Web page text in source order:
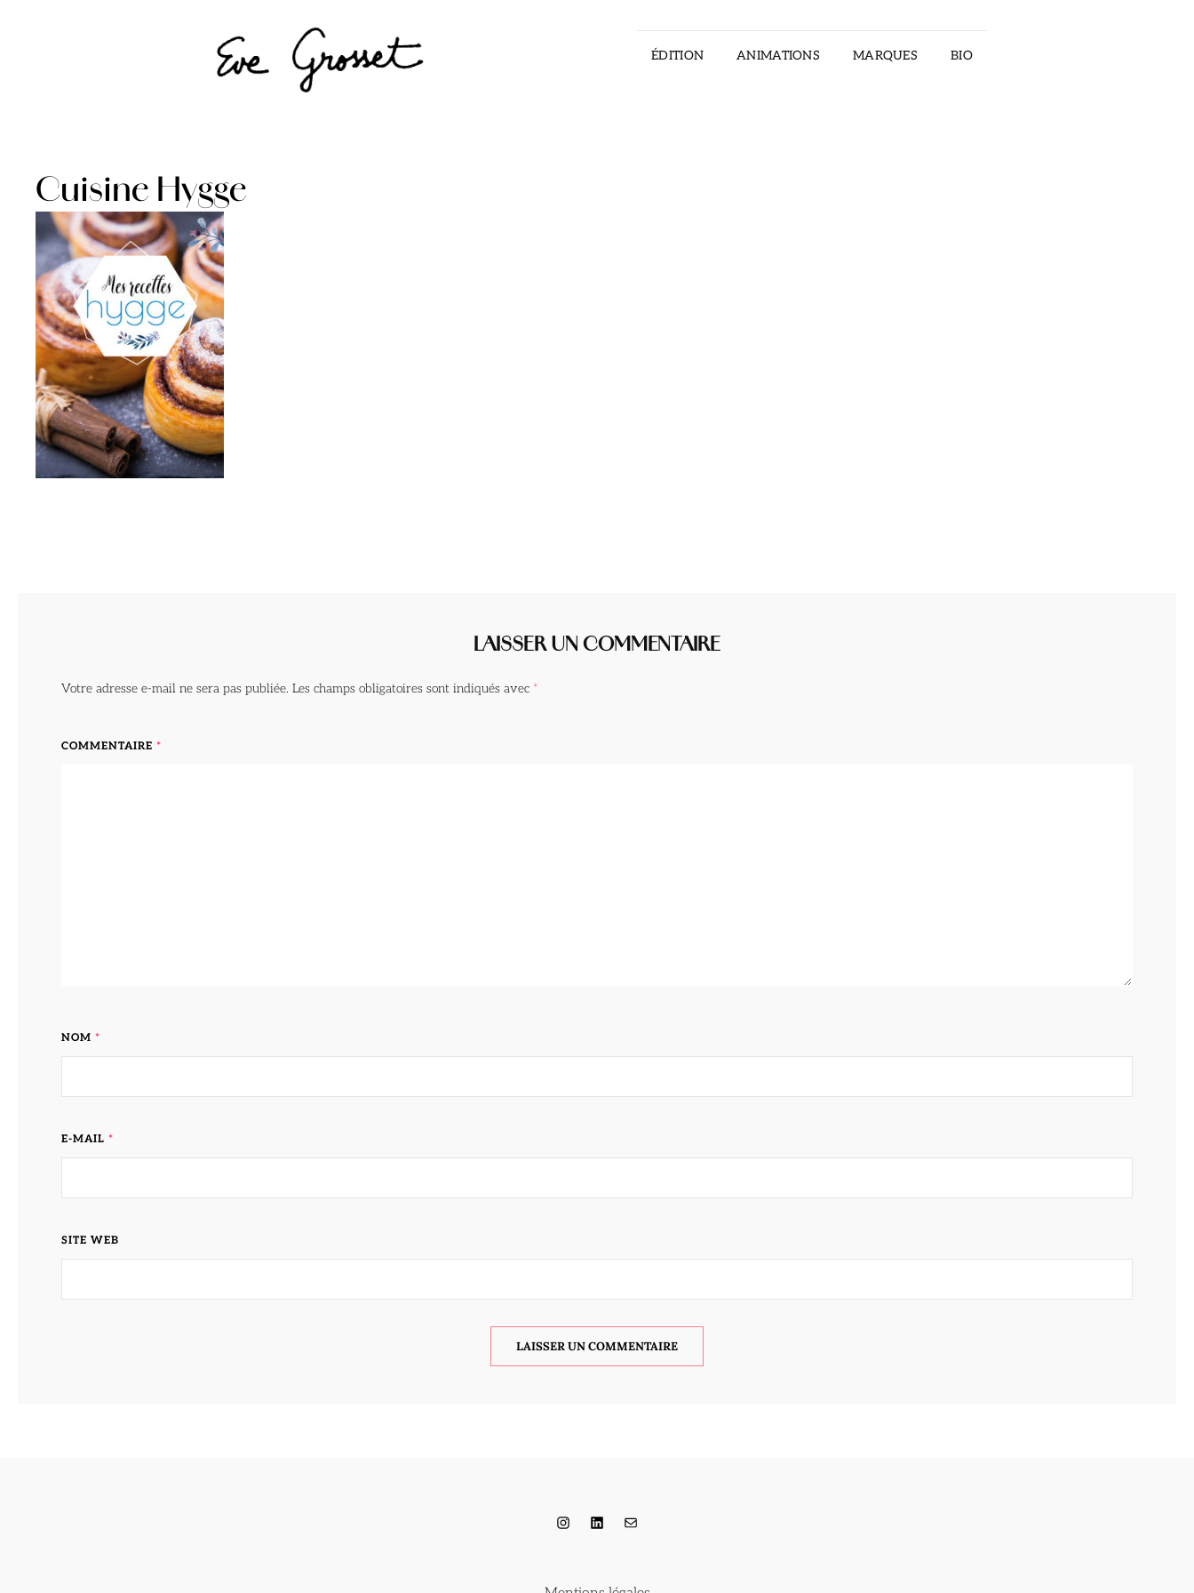
ÉDITION ANIMATIONS MARQUES BIO
Cuisine Hygge
LAISSER UN COMMENTAIRE
Votre adresse e-mail ne sera pas publiée. Les champs obligatoires sont indiqués avec *
COMMENTAIRE *
NOM *
E-MAIL *
SITE WEB
Instagram
LinkedIn
E-mail